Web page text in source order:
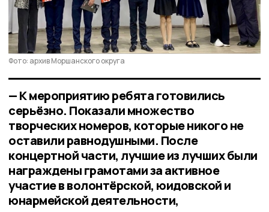
Фото: архив Моршанского округа
— К мероприятию ребята готовились
серьёзно. Показали множество
творческих номеров, которые никого не
оставили равнодушными. После
концертной части, лучшие из лучших были
награждены грамотами за активное
участие в волонтёрской, юидовской и
юнармейской деятельности,